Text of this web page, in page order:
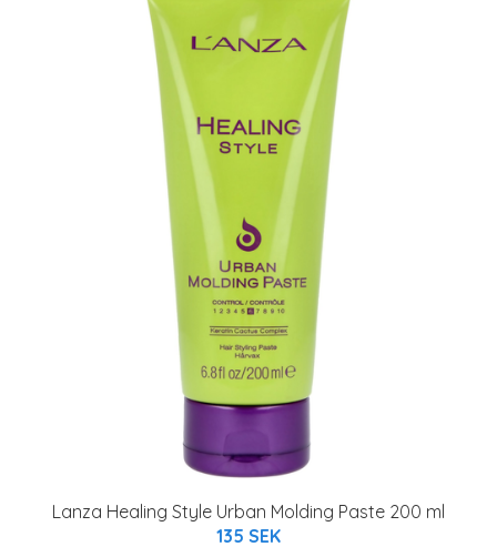
Lanza Healing Style Urban Molding Paste 200 ml
135 SEK